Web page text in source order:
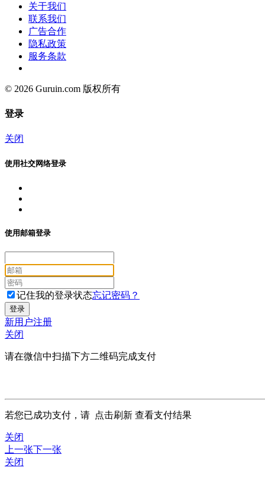
关于我们
联系我们
广告合作
隐私政策
服务条款
© 2026 Guruin.com 版权所有
登录
关闭
使用社交网络登录
使用邮箱登录
记住我的登录状态忘记密码？
新用户注册
关闭
请在微信中扫描下方二维码完成支付
若您已成功支付，请 点击刷新 查看支付结果
关闭
上一张下一张
关闭